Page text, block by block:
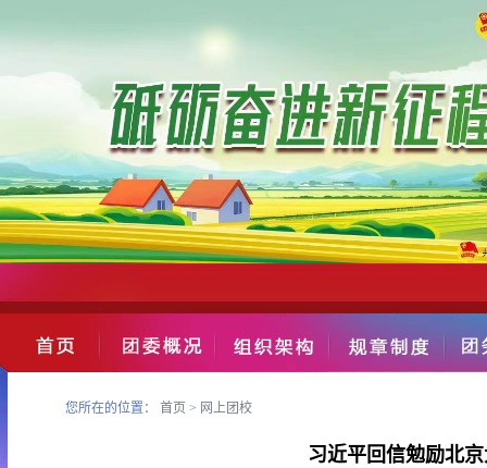
您所在的位置： 首页 > 网上团校
习近平回信勉励北